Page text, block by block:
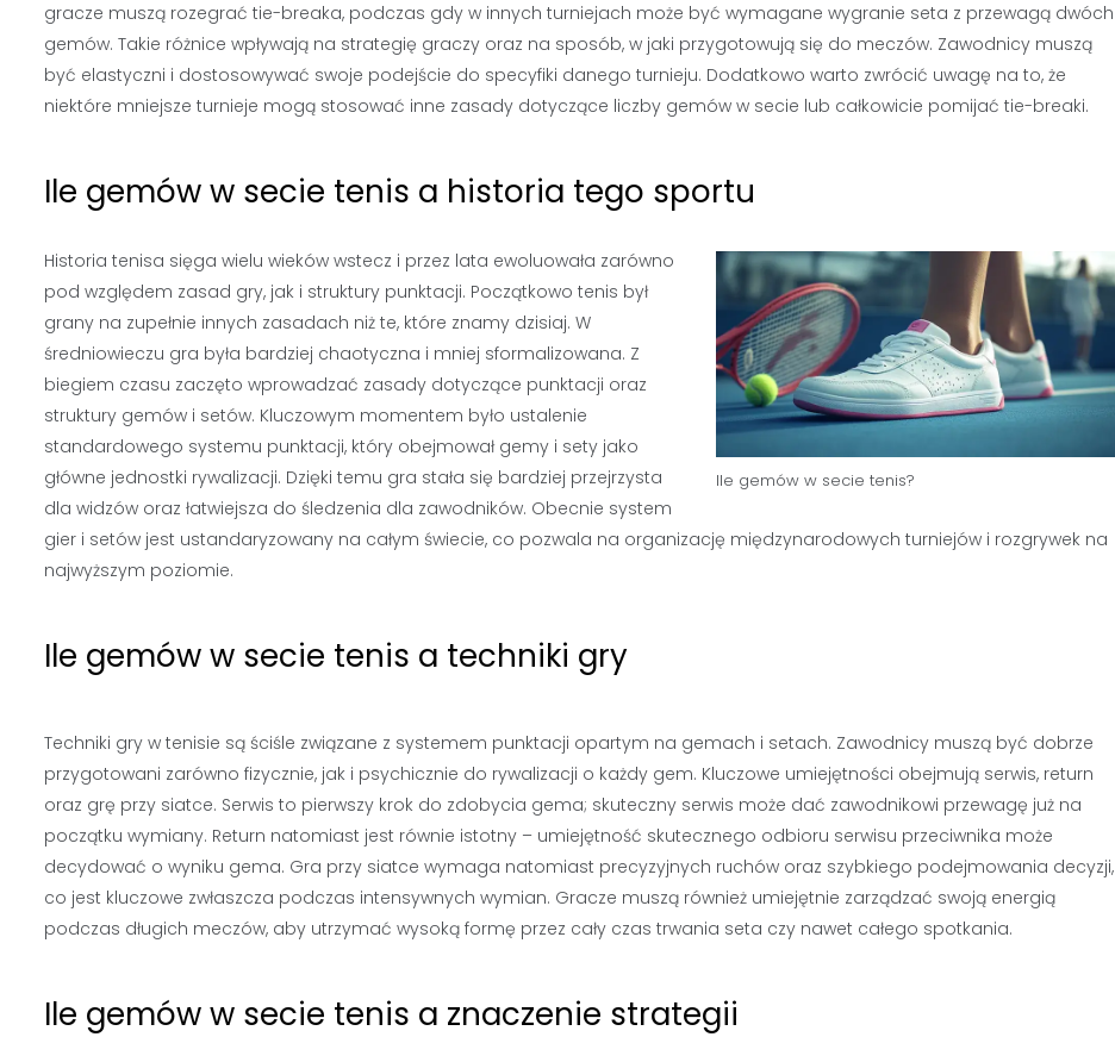
gracze muszą rozegrać tie-breaka, podczas gdy w innych turniejach może być wymagane wygranie seta z przewagą dwóch
gemów. Takie różnice wpływają na strategię graczy oraz na sposób, w jaki przygotowują się do meczów. Zawodnicy muszą
być elastyczni i dostosowywać swoje podejście do specyfiki danego turnieju. Dodatkowo warto zwrócić uwagę na to, że
niektóre mniejsze turnieje mogą stosować inne zasady dotyczące liczby gemów w secie lub całkowicie pomijać tie-breaki.
Ile gemów w secie tenis a historia tego sportu
Ile gemów w secie tenis?
Historia tenisa sięga wielu wieków wstecz i przez lata ewoluowała zarówno
pod względem zasad gry, jak i struktury punktacji. Początkowo tenis był
grany na zupełnie innych zasadach niż te, które znamy dzisiaj. W
średniowieczu gra była bardziej chaotyczna i mniej sformalizowana. Z
biegiem czasu zaczęto wprowadzać zasady dotyczące punktacji oraz
struktury gemów i setów. Kluczowym momentem było ustalenie
standardowego systemu punktacji, który obejmował gemy i sety jako
główne jednostki rywalizacji. Dzięki temu gra stała się bardziej przejrzysta
dla widzów oraz łatwiejsza do śledzenia dla zawodników. Obecnie system
gier i setów jest ustandaryzowany na całym świecie, co pozwala na organizację międzynarodowych turniejów i rozgrywek na
najwyższym poziomie.
Ile gemów w secie tenis a techniki gry
Techniki gry w tenisie są ściśle związane z systemem punktacji opartym na gemach i setach. Zawodnicy muszą być dobrze
przygotowani zarówno fizycznie, jak i psychicznie do rywalizacji o każdy gem. Kluczowe umiejętności obejmują serwis, return
oraz grę przy siatce. Serwis to pierwszy krok do zdobycia gema; skuteczny serwis może dać zawodnikowi przewagę już na
początku wymiany. Return natomiast jest równie istotny – umiejętność skutecznego odbioru serwisu przeciwnika może
decydować o wyniku gema. Gra przy siatce wymaga natomiast precyzyjnych ruchów oraz szybkiego podejmowania decyzji,
co jest kluczowe zwłaszcza podczas intensywnych wymian. Gracze muszą również umiejętnie zarządzać swoją energią
podczas długich meczów, aby utrzymać wysoką formę przez cały czas trwania seta czy nawet całego spotkania.
Ile gemów w secie tenis a znaczenie strategii